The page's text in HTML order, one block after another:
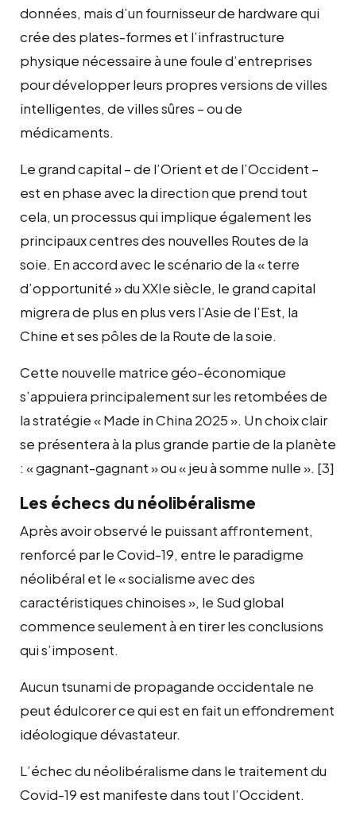
données, mais d’un fournisseur de hardware qui
crée des plates-formes et l’infrastructure
physique nécessaire à une foule d’entreprises
pour développer leurs propres versions de villes
intelligentes, de villes sûres – ou de
médicaments.
Le grand capital – de l’Orient et de l’Occident –
est en phase avec la direction que prend tout
cela, un processus qui implique également les
principaux centres des nouvelles Routes de la
soie. En accord avec le scénario de la « terre
d’opportunité » du XXIe siècle, le grand capital
migrera de plus en plus vers l’Asie de l’Est, la
Chine et ses pôles de la Route de la soie.
Cette nouvelle matrice géo-économique
s’appuiera principalement sur les retombées de
la stratégie « Made in China 2025 ». Un choix clair
se présentera à la plus grande partie de la planète
: « gagnant-gagnant » ou « jeu à somme nulle ». [3]
Les échecs du néolibéralisme
Après avoir observé le puissant affrontement,
renforcé par le Covid-19, entre le paradigme
néolibéral et le « socialisme avec des
caractéristiques chinoises », le Sud global
commence seulement à en tirer les conclusions
qui s’imposent.
Aucun tsunami de propagande occidentale ne
peut édulcorer ce qui est en fait un effondrement
idéologique dévastateur.
L’échec du néolibéralisme dans le traitement du
Covid-19 est manifeste dans tout l’Occident.